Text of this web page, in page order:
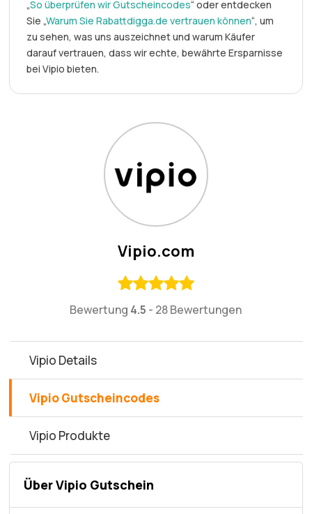
„So überprüfen wir Gutscheincodes“ oder entdecken
Sie „Warum Sie Rabattdigga.de vertrauen können“, um
zu sehen, was uns auszeichnet und warum Käufer
darauf vertrauen, dass wir echte, bewährte Ersparnisse
bei Vipio bieten.
Vipio.com
Bewertung 4.5 - 28 Bewertungen
Vipio Details
Vipio Gutscheincodes
Vipio Produkte
Über Vipio Gutschein